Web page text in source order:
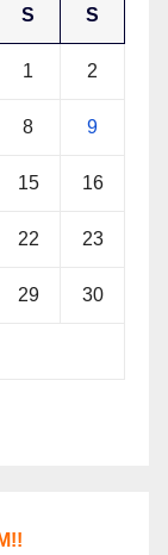
S S
1 2
8 9
15 16
22 23
29 30